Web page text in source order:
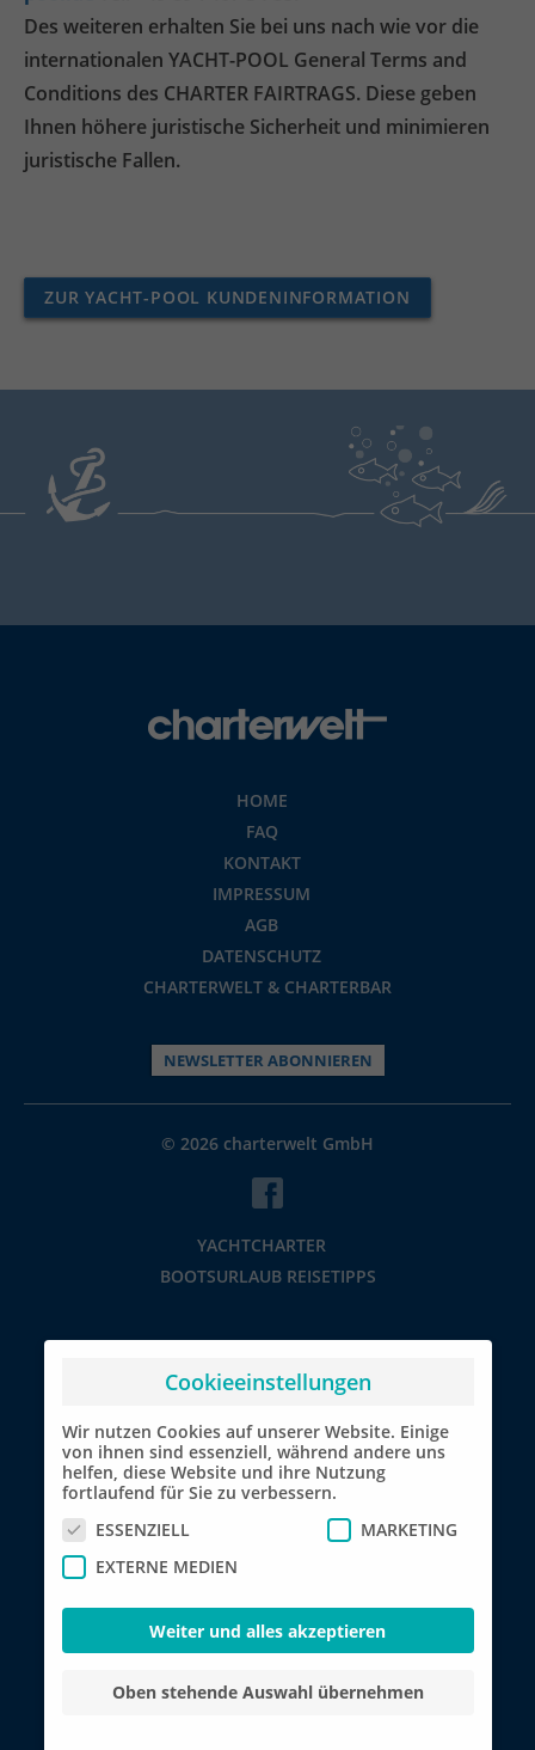
Des weiteren erhalten Sie bei uns nach wie vor die
internationalen YACHT-POOL General Terms and
Conditions des CHARTER FAIRTRAGS. Diese geben
Ihnen höhere juristische Sicherheit und minimieren
juristische Fallen.
ZUR YACHT-POOL KUNDENINFORMATION
HOME
FAQ
KONTAKT
IMPRESSUM
AGB
DATENSCHUTZ
CHARTERWELT & CHARTERBAR
NEWSLETTER ABONNIEREN
© 2026 charterwelt GmbH
YACHTCHARTER
BOOTSURLAUB REISETIPPS
Cookieeinstellungen
Wir nutzen Cookies auf unserer Website. Einige
von ihnen sind essenziell, während andere uns
helfen, diese Website und ihre Nutzung
fortlaufend für Sie zu verbessern.
ESSENZIELL
MARKETING
EXTERNE MEDIEN
Weiter und alles akzeptieren
Oben stehende Auswahl übernehmen